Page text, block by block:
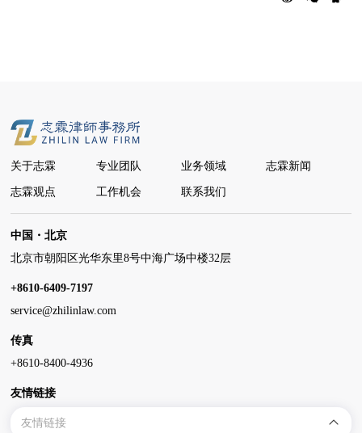
关于志霖 专业团队 业务领域 志霖新闻
志霖观点 工作机会 联系我们
中国・北京
北京市朝阳区光华东里8号中海广场中楼32层
+8610-6409-7197
service@zhilinlaw.com
传真
+8610-8400-4936
友情链接
友情链接